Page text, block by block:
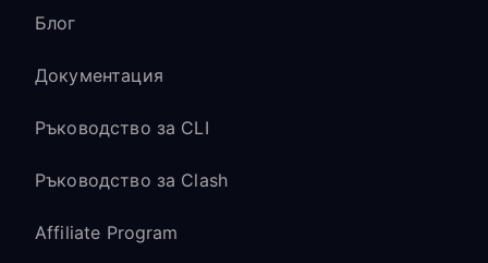
Блог
Документация
Ръководство за CLI
Ръководство за Clash
Affiliate Program